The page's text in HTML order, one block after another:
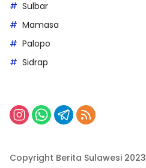
Sulbar
Mamasa
Palopo
Sidrap
Copyright Berita Sulawesi 2023